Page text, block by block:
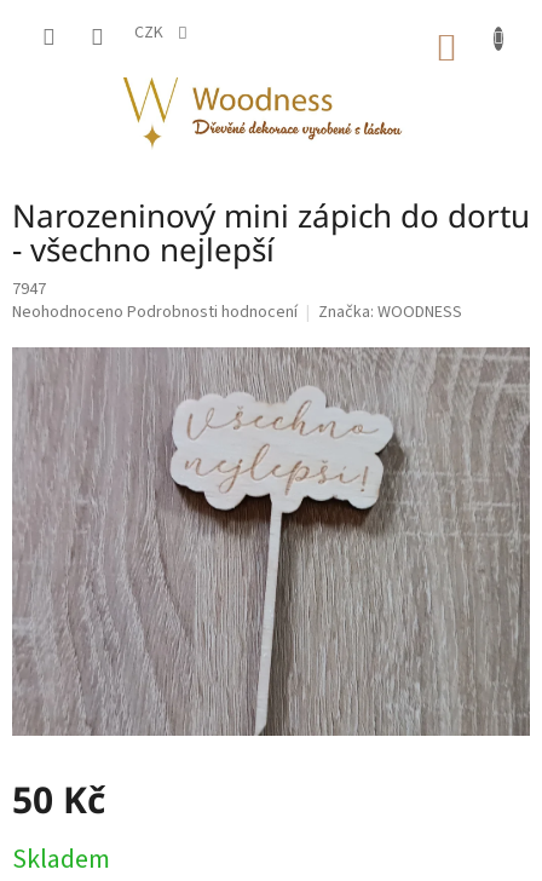
CZK
Narozeninový mini zápich do dortu
- všechno nejlepší
7947
Průměrné
produktu
0,0
hvězdiček.
Neohodnoceno Podrobnosti hodnocení Značka: WOODNESS
50 Kč
cena:
Skladem